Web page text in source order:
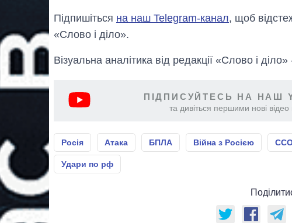
Підпишіться на наш Telegram-канал, щоб
«Слово і діло».
Візуальна аналітика від редакції «Слово і
ПІДПИСУЙТЕСЬ НА НАШ
та дивіться першими нові відео
Росія Атака БПЛА Війна з Росією ССО
Удари по рф